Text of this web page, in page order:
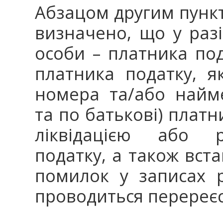
Абзацом другим
визначено, що у
особи – платника
платника податку,
номера та/або
та по батькові)
ліквідацією або
податку, а також
помилок у записах
проводиться